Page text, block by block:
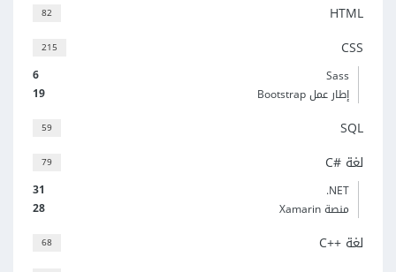
82 HTML
215 CSS
6
Sass
19
إطار عمل Bootstrap
59 SQL
79 لغة C#‎
31
‎.NET
28
منصة Xamarin
68 لغة C++‎